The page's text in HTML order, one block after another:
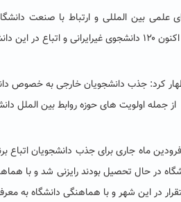
علمی بین المللی و ارتباط با صنعت
به تحصیل هستند.
کرد: جذب دانشجویان خارجی به خصوص
جمله اولویت های حوزه روابط بین الملل
فرودین ماه جاری برای جذب دانشجویان
در حال تحصیل بودند رایزنی شد و با
در این شهر و با هماهنگی دانشگاه به